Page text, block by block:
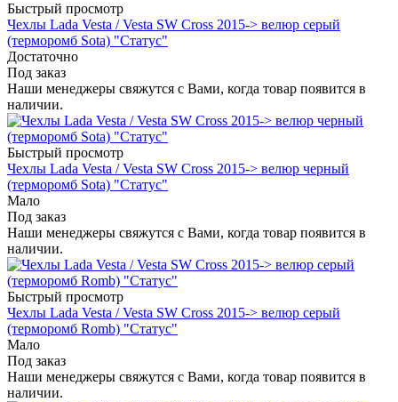
Быстрый просмотр
Чехлы Lada Vesta / Vesta SW Cross 2015-> велюр серый
(терморомб Sota) "Статус"
Достаточно
Под заказ
Наши менеджеры свяжутся с Вами, когда товар появится в
наличии.
Быстрый просмотр
Чехлы Lada Vesta / Vesta SW Cross 2015-> велюр черный
(терморомб Sota) "Статус"
Мало
Под заказ
Наши менеджеры свяжутся с Вами, когда товар появится в
наличии.
Быстрый просмотр
Чехлы Lada Vesta / Vesta SW Cross 2015-> велюр серый
(терморомб Romb) "Статус"
Мало
Под заказ
Наши менеджеры свяжутся с Вами, когда товар появится в
наличии.